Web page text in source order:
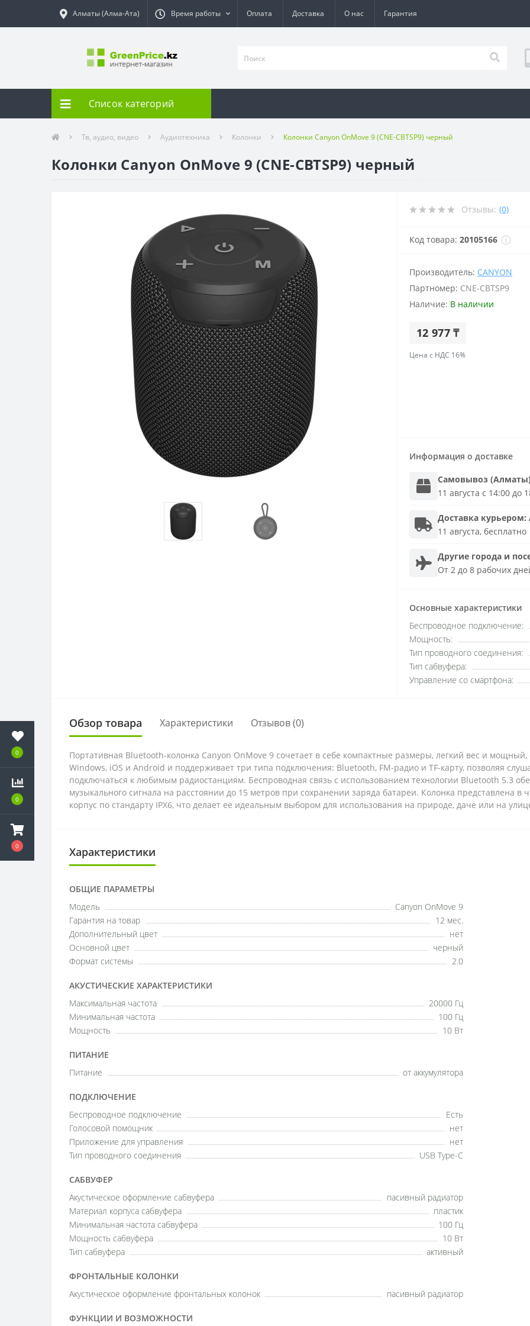
0
0
0
Алматы (Алма-Ата) Время работы Оплата Доставка О нас Гарантия
Список категорий
Тв, аудио, видео Аудиотехника Колонки Колонки Canyon OnMove 9 (CNE-CBTSP9) черный
Колонки Canyon OnMove 9 (CNE-CBTSP9) черный
Отзывы: (0)
Код товара: 20105166
Производитель: CANYON
Партномер: CNE-CBTSP9
Наличие: В наличии
12 977 ₸
Цена с НДС 16%
Информация о доставке
Самовывоз
11 августа с 14:00 до
Доставка курьером:
11 августа, бесплатно
Другие города и
От 2 до 8 рабочих
Основные характеристики
Беспроводное подключение:
Мощность:
Тип проводного соединения:
Тип сабвуфера:
Управление со смартфона:
Обзор товара Характеристики Отзывов (0)
Портативная Bluetooth-колонка Canyon OnMove 9 сочетает в себе компактные размеры, легкий вес и
Windows, iOS и Android и поддерживает три типа подключения: Bluetooth, FM-радио и TF-карту, позволяя
подключаться к любимым радиостанциям. Беспроводная связь с использованием технологии Bluetooth 5.3
музыкального сигнала на расстоянии до 15 метров при сохранении заряда батареи. Колонка представлена
корпус по стандарту IPX6, что делает ее идеальным выбором для использования на природе, даче или на
Характеристики
ОБЩИЕ ПАРАМЕТРЫ
Модель
Canyon OnMove 9
Гарантия на товар
12 мес.
Дополнительный цвет
нет
Основной цвет
черный
Формат системы
2.0
АКУСТИЧЕСКИЕ ХАРАКТЕРИСТИКИ
Максимальная частота
20000 Гц
Минимальная частота
100 Гц
Мощность
10 Вт
ПИТАНИЕ
Питание от аккумулятора
ПОДКЛЮЧЕНИЕ
Беспроводное подключение
Есть
Голосовой помощник
нет
Приложение для управления
нет
Тип проводного соединения
USB Type-C
САБВУФЕР
Акустическое оформление сабвуфера
пасивный радиатор
Материал корпуса сабвуфера
пластик
Минимальная частота сабвуфера
100 Гц
Мощность сабвуфера
10 Вт
Тип сабвуфера
активный
ФРОНТАЛЬНЫЕ КОЛОНКИ
Акустическое оформление фронтальных колонок пасивный радиатор
ФУНКЦИИ И ВОЗМОЖНОСТИ